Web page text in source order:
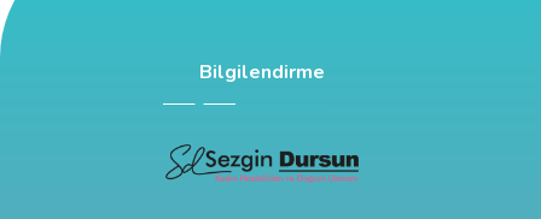
Bilgilendirme